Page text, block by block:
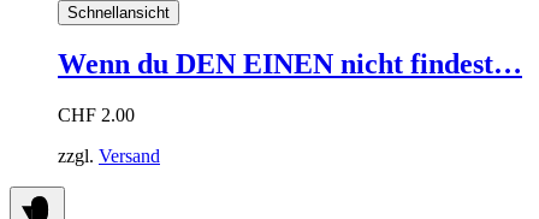
Schnellansicht
Wenn du DEN EINEN nicht findest…
CHF 2.00
zzgl. Versand